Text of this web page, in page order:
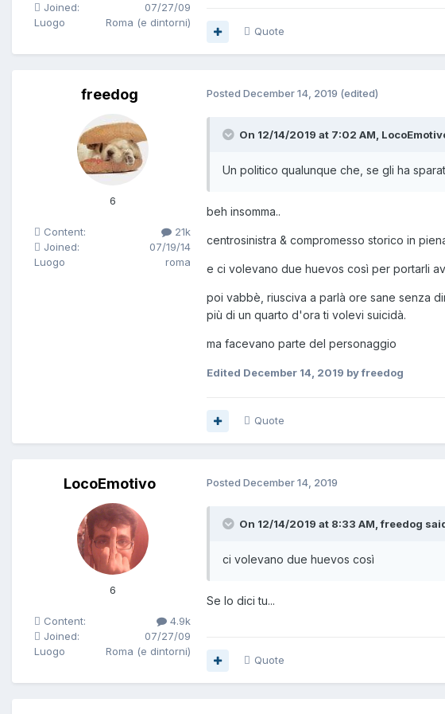
Joined:
07/27/09
Luogo
Roma (e dintorni)
Quote
freedog
6
Content:
21k
Joined:
07/19/14
Luogo
roma
Posted December 14, 2019 (edited)
On 12/14/2019 at 7:02 AM,
Un politico qualunque che, se gli ha
beh insomma..
centrosinistra & compromesso storico in
e ci volevano due huevos così per portarli
poi vabbè, riusciva a parlà ore sane senza
più di un quarto d'ora ti volevi suicidà.
ma facevano parte del personaggio
Edited December 14, 2019 by freedog
Quote
LocoEmotivo
6
Content:
4.9k
Joined:
07/27/09
Luogo
Roma (e dintorni)
Posted December 14, 2019
On 12/14/2019 at 8:33 AM, freedog
ci volevano due huevos così
Se lo dici tu...
Quote